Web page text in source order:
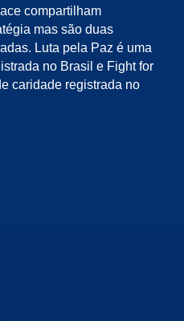
compartilham
mas são duas
Luta pela Paz é uma
no Brasil e Fight for
caridade registrada no